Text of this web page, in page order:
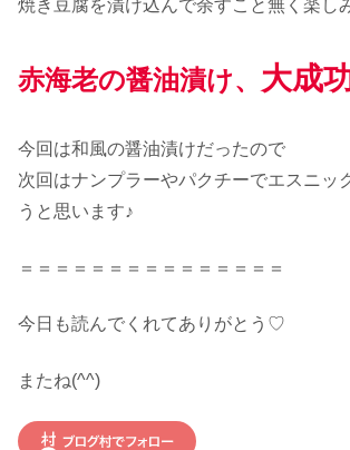
焼き豆腐を漬け込んで余すこと無く楽し
赤海老の醤油漬け、 大成
今回は和風の醤油漬けだったので
次回はナンプラーやパクチーでエスニッ
うと思います♪
＝＝＝＝＝＝＝＝＝＝＝＝＝＝＝
今日も読んでくれてありがとう♡
またね(^^)